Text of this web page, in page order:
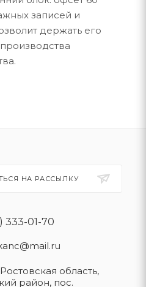
записей и
держать его
НА РАССЫЛКУ
333-01-70
область​,
район, пос.